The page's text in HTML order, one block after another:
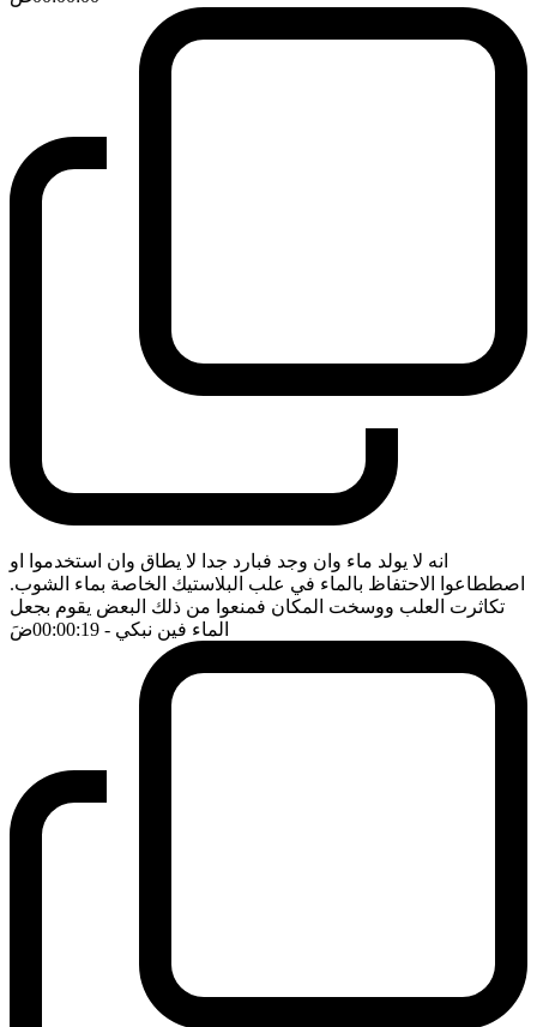
انه لا يولد ماء وان وجد فبارد جدا لا يطاق وان استخدموا او
اصططاعوا الاحتفاظ بالماء في علب البلاستيك الخاصة بماء الشوب.
تكاثرت العلب ووسخت المكان فمنعوا من ذلك البعض يقوم بجعل
الماء فين نبكي - 00:00:19 ضَ